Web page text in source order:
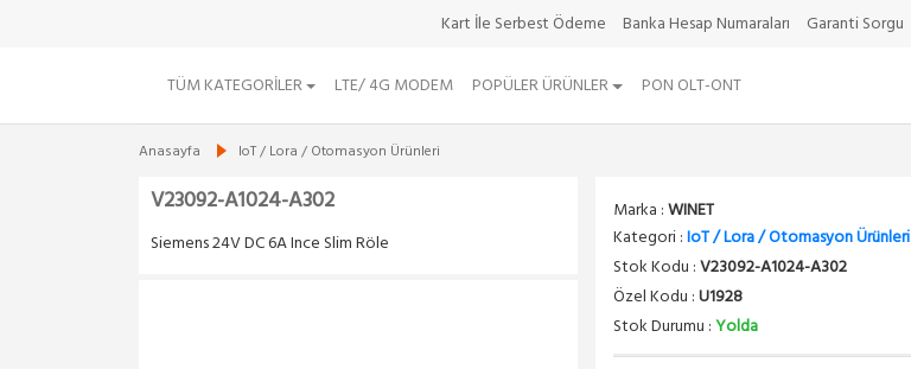
Kart İle Serbest Ödeme Banka Hesap Numaraları Garanti Sorgu
TÜM KATEGORILER LTE/ 4G MODEM POPÜLER ÜRÜNLER PON OLT-ONT
Anasayfa IoT / Lora / Otomasyon Ürünleri
V23092-A1024-A302
Siemens 24V DC 6A Ince Slim Röle
Marka :WINET
Kategori :IoT / Lora / Otomasyon Ürünleri
Stok Kodu :V23092-A1024-A302
Özel Kodu :U1928
Stok Durumu :Yolda